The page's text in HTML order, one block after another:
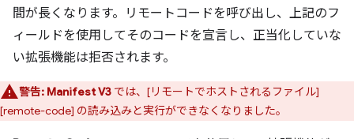
間が長くなります。リモートコードを呼び出し、上記のフ
ィールドを使用してそのコードを宣言し、正当化していな
い拡張機能は拒否されます。
警告: Manifest V3 では、[リモートでホストされるファイル]
[remote-code] の読み込みと実行ができなくなりました。